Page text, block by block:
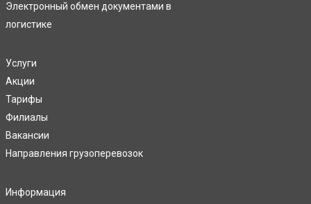
Электронный обмен документами в
логистике
Услуги
Акции
Тарифы
Филиалы
Вакансии
Направления грузоперевозок
Информация